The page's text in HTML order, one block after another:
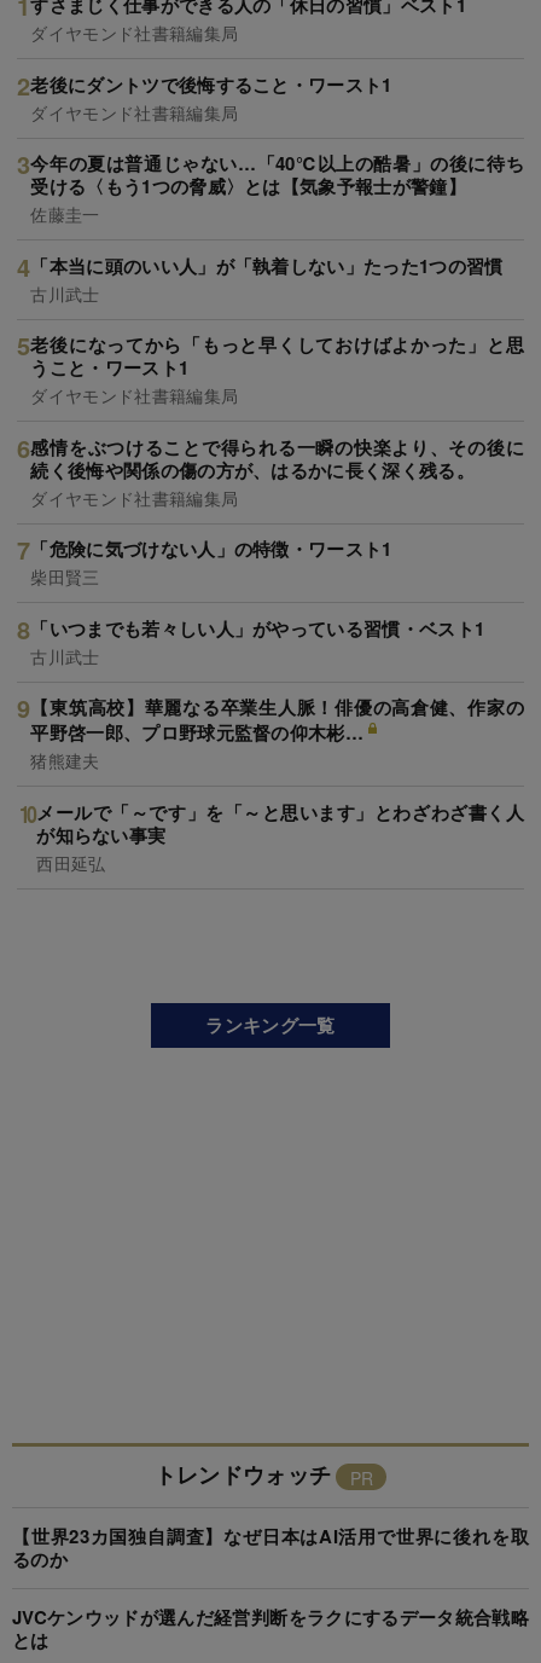
ダイヤモンド社書籍編集局
老後にダントツで後悔すること・ワースト1
ダイヤモンド社書籍編集局
今年の夏は普通じゃない…「40℃以上の酷暑」の後に待ち
受ける〈もう1つの脅威〉とは【気象予報士が警鐘】
佐藤圭一
「本当に頭のいい人」が「執着しない」たった1つの習慣
古川武士
老後になってから「もっと早くしておけばよかった」と思
うこと・ワースト1
ダイヤモンド社書籍編集局
感情をぶつけることで得られる一瞬の快楽より、その後に
続く後悔や関係の傷の方が、はるかに長く深く残る。
ダイヤモンド社書籍編集局
「危険に気づけない人」の特徴・ワースト1
柴田賢三
「いつまでも若々しい人」がやっている習慣・ベスト1
古川武士
【東筑高校】華麗なる卒業生人脈！俳優の高倉健、作家の
平野啓一郎、プロ野球元監督の仰木彬…
猪熊建夫
メールで「～です」を「～と思います」とわざわざ書く人
が知らない事実
西田延弘
ランキング一覧
トレンドウォッチ
【世界23カ国独自調査】なぜ日本はAI活用で世界に後れを取
るのか
JVCケンウッドが選んだ経営判断をラクにするデータ統合戦略
とは